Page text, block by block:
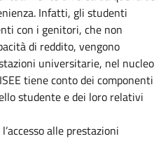
Infatti, gli studenti
con i genitori, che non
di reddito, vengono
universitarie, nel nucleo
tiene conto dei componenti
studente e dei loro relativi
l’accesso alle prestazioni